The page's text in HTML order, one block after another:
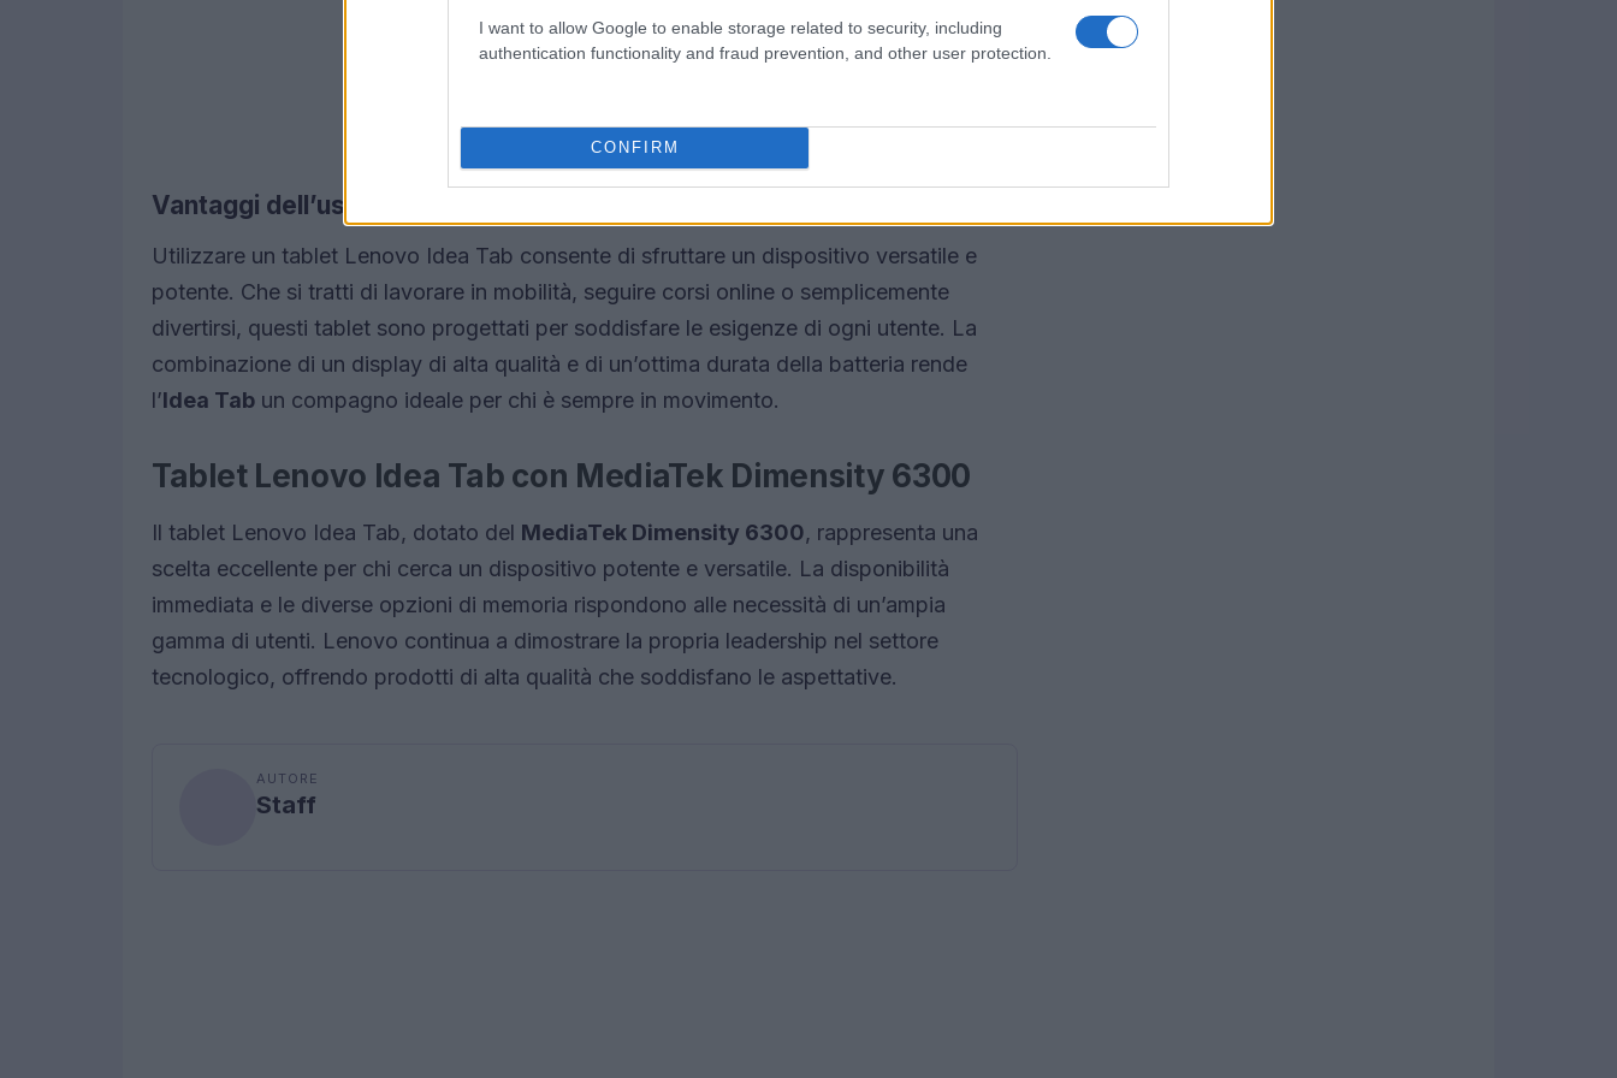
I want to allow Google to enable storage related to security, including
authentication functionality and fraud prevention, and other user protection.
CONFIRM
Vantaggi dell’uso di Lenovo Idea Tab
Utilizzare un tablet Lenovo Idea Tab consente di sfruttare un dispositivo versatile e
potente. Che si tratti di lavorare in mobilità, seguire corsi online o semplicemente
divertirsi, questi tablet sono progettati per soddisfare le esigenze di ogni utente. La
combinazione di un display di alta qualità e di un’ottima durata della batteria rende
l’Idea Tab un compagno ideale per chi è sempre in movimento.
Tablet Lenovo Idea Tab con MediaTek Dimensity 6300
Il tablet Lenovo Idea Tab, dotato del MediaTek Dimensity 6300, rappresenta una
scelta eccellente per chi cerca un dispositivo potente e versatile. La disponibilità
immediata e le diverse opzioni di memoria rispondono alle necessità di un’ampia
gamma di utenti. Lenovo continua a dimostrare la propria leadership nel settore
tecnologico, offrendo prodotti di alta qualità che soddisfano le aspettative.
AUTORE
Staff